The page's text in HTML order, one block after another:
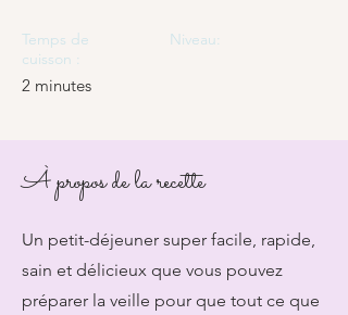
Temps de
cuisson :
2 minutes
Niveau:
À propos de la recette
Un petit-déjeuner super facile, rapide,
sain et délicieux que vous pouvez
préparer la veille pour que tout ce que